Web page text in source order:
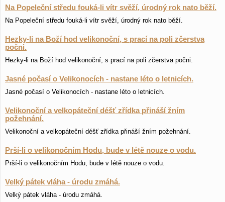
Na Popeleční středu fouká-li vítr svěží, úrodný rok nato běží.
Na Popeleční středu fouká-li vítr svěží, úrodný rok nato běží.
Hezky-li na Boží hod velikonoční, s prací na poli zčerstva
počni.
Hezky-li na Boží hod velikonoční, s prací na poli zčerstva počni.
Jasné počasí o Velikonocích - nastane léto o letnicích.
Jasné počasí o Velikonocích - nastane léto o letnicích.
Velikonoční a velkopáteční déšť zřídka přináší žním
požehnání.
Velikonoční a velkopáteční déšť zřídka přináší žním požehnání.
Prší-li o velikonočním Hodu, bude v létě nouze o vodu.
Prší-li o velikonočním Hodu, bude v létě nouze o vodu.
Velký pátek vláha - úrodu zmáhá.
Velký pátek vláha - úrodu zmáhá.